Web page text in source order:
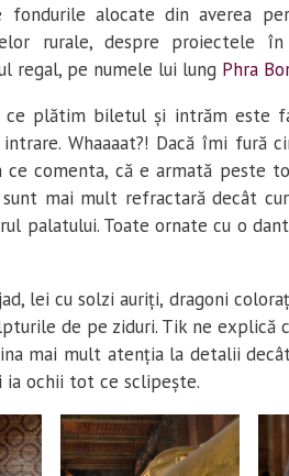
fondurile alocate din averea
rurale, despre proiectele
regal, pe numele lui lung Phra
ce plătim biletul și intrăm este
Whaaaat?! Dacă îmi fură
ce comenta, că e armată peste
mai mult refractară decât
palatului. Toate ornate cu o
lei cu solzi auriți, dragoni
de pe ziduri. Tik ne explică
mai mult atenția la detalii
ia ochii tot ce sclipește.